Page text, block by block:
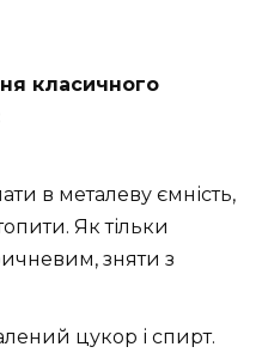
класичного
в металеву ємність,
Як тільки
зняти з
цукор і спирт.